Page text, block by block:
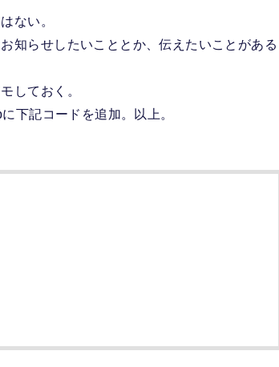
ない。
知らせしたいこととか、伝えたいことがある
しておく。
下記コードを追加。以上。